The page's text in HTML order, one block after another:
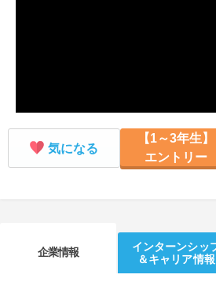
気になる
【1～3年生】
エントリー
企業情報
インターンシッ
＆キャリア情報